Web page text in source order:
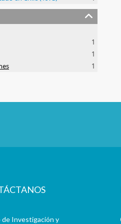
1
1
1
Investigación y